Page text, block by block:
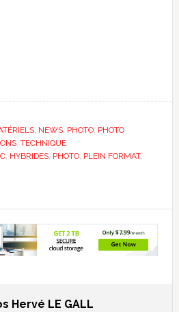
, NEWS, PHOTO, PHOTO
, TECHNIQUE
, HYBRIDES, PHOTO, PLEIN FORMAT,
Hervé LE GALL